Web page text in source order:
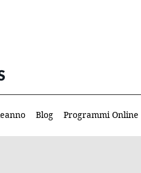
Blog Programmi Online